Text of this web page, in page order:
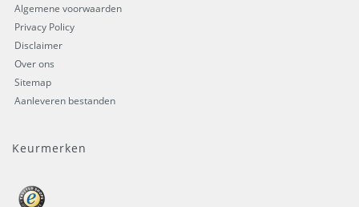
Algemene voorwaarden
Privacy Policy
Disclaimer
Over ons
Sitemap
Aanleveren bestanden
Keurmerken